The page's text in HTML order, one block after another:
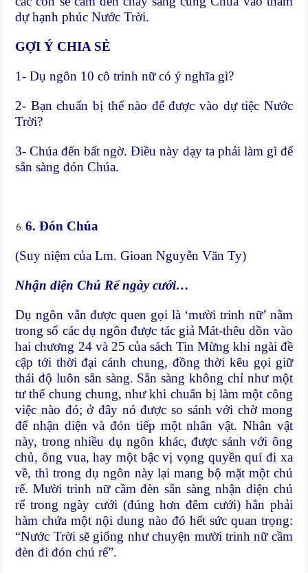
dự hạnh phúc Nước Trời.
GỢI Ý CHIA SẺ
1- Dụ ngôn 10 cô trinh nữ có ý nghĩa gì?
2- Bạn chuẩn bị thế nào để được vào dự tiệc Nước
Trời?
3- Chúa đến bất ngờ. Điều này dạy ta phải làm gì để
sẵn sàng đón Chúa.
6.Đón Chúa
(Suy niệm của Lm. Gioan Nguyễn Văn Ty)
Nhận diện Chú Rể ngày cưới…
Dụ ngôn vẫn được quen gọi là ‘mười trinh nữ’ nằm
trong số các dụ ngôn được tác giả Mát-thêu dồn vào
hai chương 24 và 25 của sách Tin Mừng khi ngài đề
cập tới thời đại cánh chung, đồng thời kêu gọi giữ
thái độ luôn sẵn sàng. Sẵn sàng không chỉ như một
tư thế chung chung, như khi chuẩn bị làm một công
việc nào đó; ở đây nó được so sánh với chờ mong
để nhận diện và đón tiếp một nhân vật. Nhân vật
này, trong nhiều dụ ngôn khác, được sánh với ông
chủ, ông vua, hay một bậc vị vọng quyền quí đi xa
về, thì trong dụ ngôn này lại mang bộ mặt một chú
rể. Mười trinh nữ cầm đèn sẵn sàng nhận diện chú
rể trong ngày cưới (đúng hơn đêm cưới) hẳn phải
hàm chứa một nội dung nào đó hết sức quan trọng:
“Nước Trời sẽ giống như chuyện mười trinh nữ cầm
đèn đi đón chú rể”.